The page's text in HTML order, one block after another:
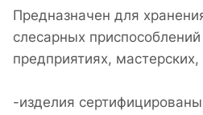
Предназначен для
слесарных
предприятиях, мастерских,
-изделия